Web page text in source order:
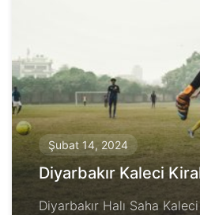
Şubat 14, 2024
Diyarbakır Kaleci
Diyarbakır Halı Saha